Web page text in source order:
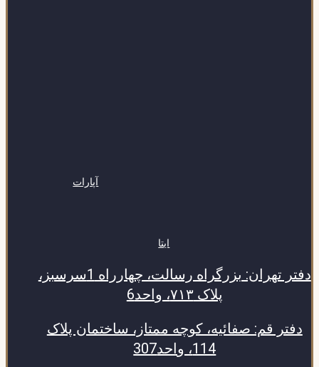
ایتا
آپارات
دفتر تهران: بزرگراه رسالت، چهارراه 1سرسبز،
پلاک ۷۱۳، واحد6
دفتر قم: صفائیه، کوچه ممتاز، ساختمان پلاک
114، واحد307